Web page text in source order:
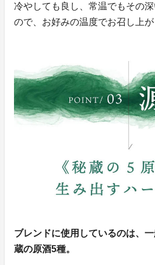
冷やしても良し、常温でもその
ので、お好みの温度でお召し上が
ブレンドに使用しているのは、
蔵の原酒5種。